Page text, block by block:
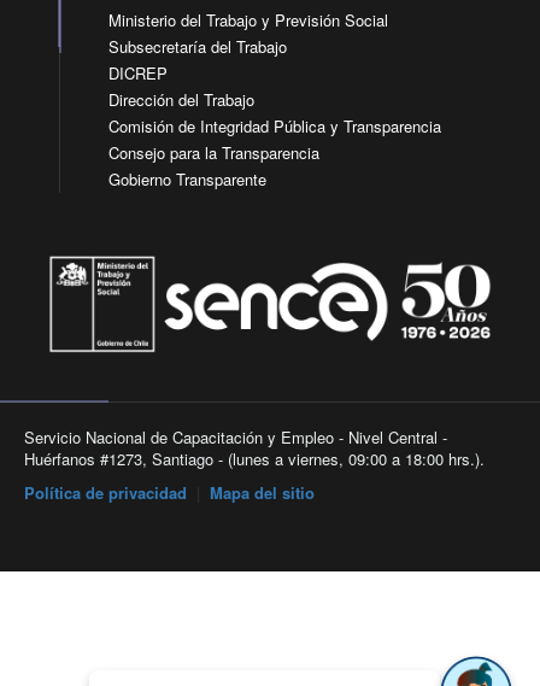
Ministerio del Trabajo y Previsión Social
Subsecretaría del Trabajo
DICREP
Dirección del Trabajo
Comisión de Integridad Pública y Transparencia
Consejo para la Transparencia
Gobierno Transparente
Servicio Nacional de Capacitación y Empleo - Nivel Central -
Huérfanos #1273, Santiago - (lunes a viernes, 09:00 a 18:00 hrs.).
Política de privacidad
Mapa del sitio